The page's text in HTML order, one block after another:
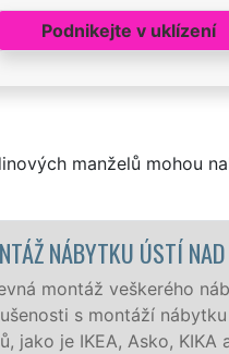
Podnikejte v uklízení
manželů mohou
NÁBYTKU ÚSTÍ NAD
montáž veškerého
s montáží nábytku
jako je IKEA, Asko, KIKA